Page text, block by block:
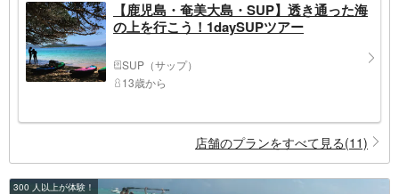
【鹿児島・奄美大島・SUP】透き通った海
の上を行こう！1daySUPツアー
SUP（サップ）
13歳から
店舗のプランをすべて見る(11)
300 人以上が体験！